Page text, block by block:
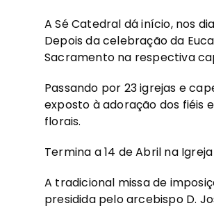
A Sé Catedral dá início, nos
Depois da celebração da
Sacramento na respectiva
Passando por 23 igrejas e
exposto à adoração dos fiéis
florais.
Termina a 14 de Abril na
A tradicional missa de
presidida pelo arcebispo D.